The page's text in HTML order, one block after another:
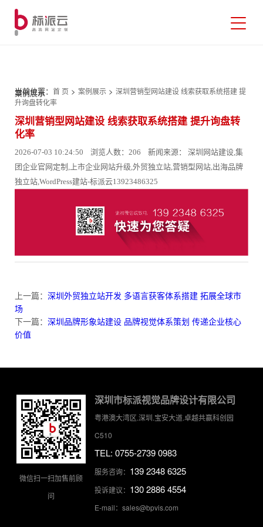
案例展示
当前位置： 首 页 > 案例展示 > 深圳营销型网站建设 线索获取系统搭建 提
升询盘转化率
深圳营销型网站建设 线索获取系统搭建 提升询盘转
化率
2026-07-03 10:24:50 浏览人数：206 新闻来源： 深圳网站建设,集
团企业官网定制,上市企业网站升级,外贸独立站,营销型网站,出海品牌
独立站,WordPress建站-标派云13923486325
上一篇： 深圳外贸独立站开发 多语言获客体系搭建 拓展全球市
场
下一篇： 深圳品牌形象站建设 品牌视觉体系策划 传递企业核心
价值
微信扫一扫加售前顾
问
深圳市标派视觉品牌设计有限公司
粤港澳大湾区.深圳.宝安大道.卓越共赢科创园
C510
TEL: 0755-2739 0983
服务咨询： 139 2348 6325
投诉建议： 130 2886 4554
E-mail：sales@bpvis.com